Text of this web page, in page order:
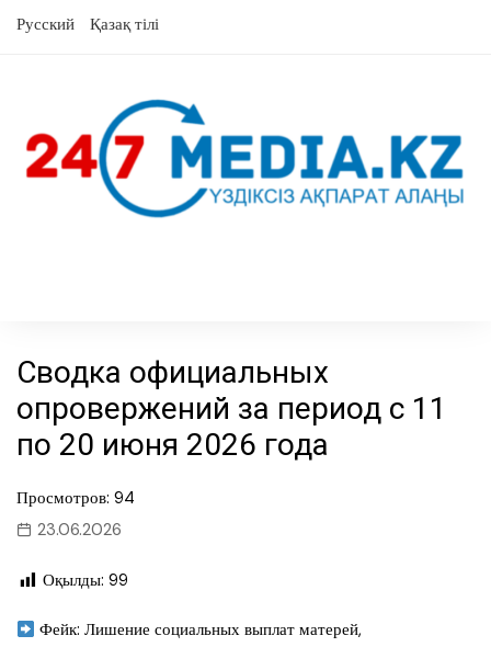
Русский Қазақ тілі
Сводка официальных
опровержений за период с 11
по 20 июня 2026 года
Просмотров: 94
23.06.2026
Оқылды: 99
Фейк: Лишение социальных выплат матерей,